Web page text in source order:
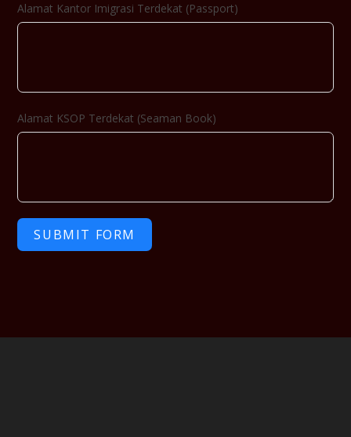
Alamat Kantor Imigrasi Terdekat (Passport)
Alamat KSOP Terdekat (Seaman Book)
SUBMIT FORM